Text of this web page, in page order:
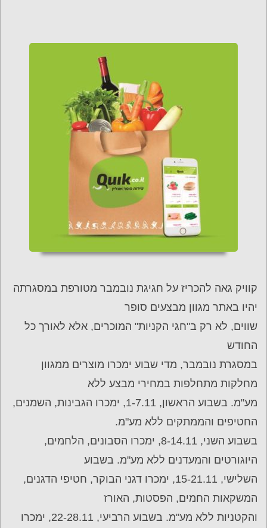
קוויק גאה להכריז על חגיגת נובמבר מטורפת במסגרתה
יהיו באתר מגוון מבצעים סופר
שווים, לא רק ב"חגי הקניות" המוכרים, אלא לאורך כל
החודש
במסגרת נובמבר, מדי שבוע ימכרו מוצרים ממגוון
מחלקות מתחלפות במחירי מבצע ללא
מע"מ. בשבוע הראשון, 1-7.11, ימכרו הגבינות, השמנים,
החטיפים והממתקים ללא מע"מ.
בשבוע השני, 8-14.11, ימכרו הסבונים, הלחמים,
היוגורטים והמעדנים ללא מע"מ. בשבוע
השלישי, 15-21.11, ימכרו דגני הבוקר, חטיפי הדגנים,
המשקאות החמים, הפסטות, האורז
והקטניות ללא מע"מ. בשבוע הרביעי, 22-28.11, ימכרו